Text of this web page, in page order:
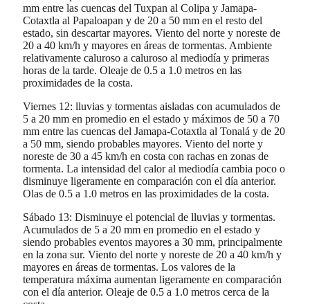
mm entre las cuencas del Tuxpan al Colipa y Jamapa-
Cotaxtla al Papaloapan y de 20 a 50 mm en el resto del
estado, sin descartar mayores. Viento del norte y noreste de
20 a 40 km/h y mayores en áreas de tormentas. Ambiente
relativamente caluroso a caluroso al mediodía y primeras
horas de la tarde. Oleaje de 0.5 a 1.0 metros en las
proximidades de la costa.
Viernes 12: lluvias y tormentas aisladas con acumulados de
5 a 20 mm en promedio en el estado y máximos de 50 a 70
mm entre las cuencas del Jamapa-Cotaxtla al Tonalá y de 20
a 50 mm, siendo probables mayores. Viento del norte y
noreste de 30 a 45 km/h en costa con rachas en zonas de
tormenta. La intensidad del calor al mediodía cambia poco o
disminuye ligeramente en comparación con el día anterior.
Olas de 0.5 a 1.0 metros en las proximidades de la costa.
Sábado 13: Disminuye el potencial de lluvias y tormentas.
Acumulados de 5 a 20 mm en promedio en el estado y
siendo probables eventos mayores a 30 mm, principalmente
en la zona sur. Viento del norte y noreste de 20 a 40 km/h y
mayores en áreas de tormentas. Los valores de la
temperatura máxima aumentan ligeramente en comparación
con el día anterior. Oleaje de 0.5 a 1.0 metros cerca de la